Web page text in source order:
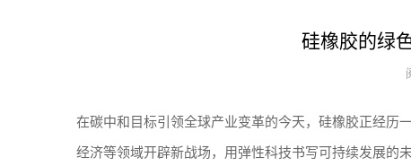
硅橡胶的绿
在碳中和目标引领全球产业变革的今天，硅橡胶正经历
经济等领域开辟新战场，用弹性科技书写可持续发展的未